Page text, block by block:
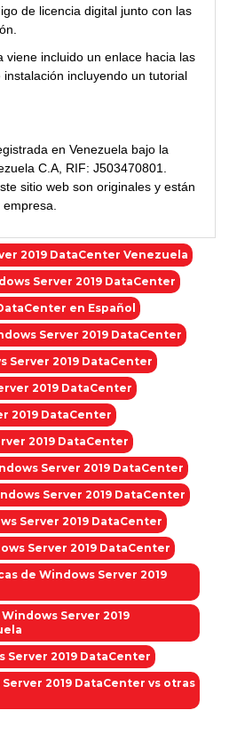
de licencia digital junto con las
viene incluido un enlace hacia las
incluyendo un tutorial
en Venezuela bajo la
C.A, RIF: J503470801.
sitio web son originales y están
2019 DataCenter Venezuela
Server 2019 DataCenter
en Español
Server 2019 DataCenter
Server 2019 DataCenter
2019 DataCenter
2019 DataCenter
2019 DataCenter
Server 2019 DataCenter
Server 2019 DataCenter
Server 2019 DataCenter
Server 2019 DataCenter
de Windows Server 2019
Server 2019
Server 2019 DataCenter
2019 DataCenter vs otras